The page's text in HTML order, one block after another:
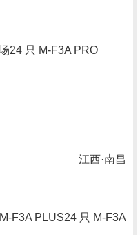
24 只 M-F3A PRO
江西·南昌
M-F3A PLUS24 只 M-F3A